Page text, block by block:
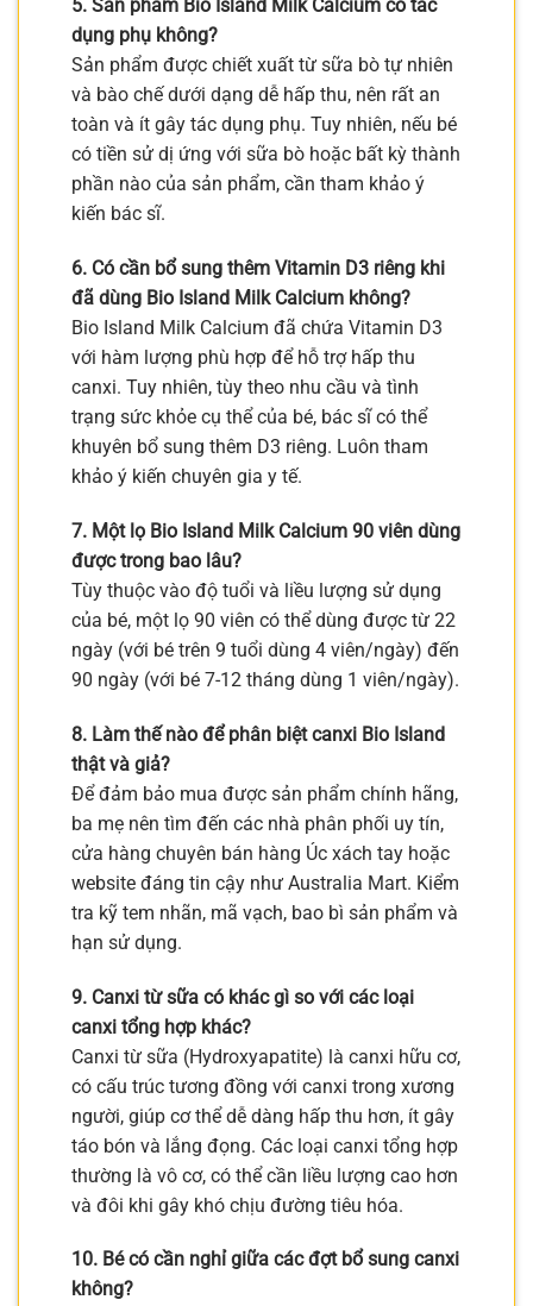
5. Sản phẩm Bio Island Milk Calcium có tác
dụng phụ không?
Sản phẩm được chiết xuất từ sữa bò tự nhiên
và bào chế dưới dạng dễ hấp thu, nên rất an
toàn và ít gây tác dụng phụ. Tuy nhiên, nếu bé
có tiền sử dị ứng với sữa bò hoặc bất kỳ thành
phần nào của sản phẩm, cần tham khảo ý
kiến bác sĩ.
6. Có cần bổ sung thêm Vitamin D3 riêng khi
đã dùng Bio Island Milk Calcium không?
Bio Island Milk Calcium đã chứa Vitamin D3
với hàm lượng phù hợp để hỗ trợ hấp thu
canxi. Tuy nhiên, tùy theo nhu cầu và tình
trạng sức khỏe cụ thể của bé, bác sĩ có thể
khuyên bổ sung thêm D3 riêng. Luôn tham
khảo ý kiến chuyên gia y tế.
7. Một lọ Bio Island Milk Calcium 90 viên dùng
được trong bao lâu?
Tùy thuộc vào độ tuổi và liều lượng sử dụng
của bé, một lọ 90 viên có thể dùng được từ 22
ngày (với bé trên 9 tuổi dùng 4 viên/ngày) đến
90 ngày (với bé 7-12 tháng dùng 1 viên/ngày).
8. Làm thế nào để phân biệt canxi Bio Island
thật và giả?
Để đảm bảo mua được sản phẩm chính hãng,
ba mẹ nên tìm đến các nhà phân phối uy tín,
cửa hàng chuyên bán hàng Úc xách tay hoặc
website đáng tin cậy như Australia Mart. Kiểm
tra kỹ tem nhãn, mã vạch, bao bì sản phẩm và
hạn sử dụng.
9. Canxi từ sữa có khác gì so với các loại
canxi tổng hợp khác?
Canxi từ sữa (Hydroxyapatite) là canxi hữu cơ,
có cấu trúc tương đồng với canxi trong xương
người, giúp cơ thể dễ dàng hấp thu hơn, ít gây
táo bón và lắng đọng. Các loại canxi tổng hợp
thường là vô cơ, có thể cần liều lượng cao hơn
và đôi khi gây khó chịu đường tiêu hóa.
10. Bé có cần nghỉ giữa các đợt bổ sung canxi
không?